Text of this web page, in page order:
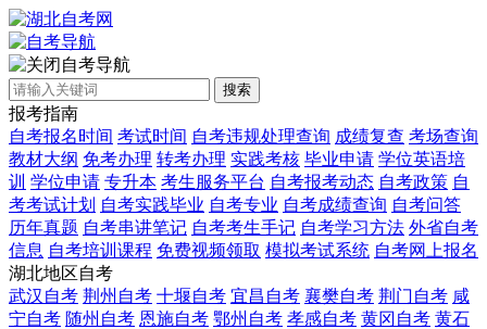
自考导航
搜索
报考指南
自考报名时间 考试时间 自考违规处理查询 成绩复查 考场查询
教材大纲 免考办理 转考办理 实践考核 毕业申请 学位英语培
训 学位申请 专升本 考生服务平台 自考报考动态 自考政策 自
考考试计划 自考实践毕业 自考专业 自考成绩查询 自考问答
历年真题 自考串讲笔记 自考考生手记 自考学习方法 外省自考
信息 自考培训课程 免费视频领取 模拟考试系统 自考网上报名
湖北地区自考
武汉自考 荆州自考 十堰自考 宜昌自考 襄樊自考 荆门自考 咸
宁自考 随州自考 恩施自考 鄂州自考 孝感自考 黄冈自考 黄石